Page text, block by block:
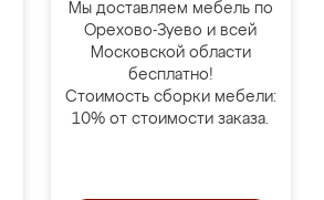
Мы доставляем мебель по
Орехово-Зуево и всей
Московской области
бесплатно!
Стоимость сборки мебели:
10% от стоимости заказа.